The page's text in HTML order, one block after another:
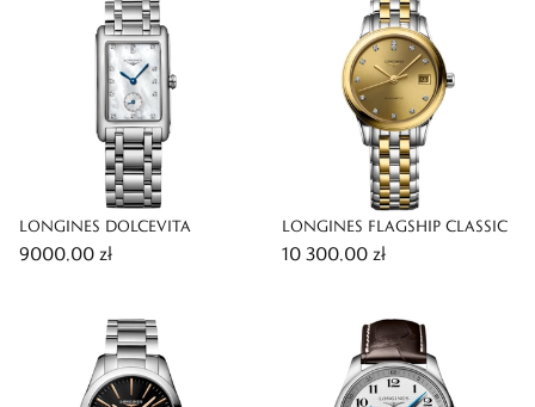
LONGINES DOLCEVITA
9000,00 zł
LONGINES FLAGSHIP CLASSIC
10 300,00 zł